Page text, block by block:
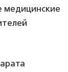
медицинские